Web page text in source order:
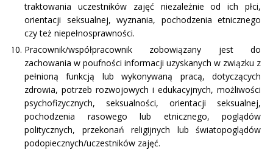
traktowania uczestników zajęć niezależnie od ich płci,
orientacji seksualnej, wyznania, pochodzenia etnicznego
czy też niepełnosprawności.
Pracownik/współpracownik zobowiązany jest do
zachowania w poufności informacji uzyskanych w związku z
pełnioną funkcją lub wykonywaną pracą, dotyczących
zdrowia, potrzeb rozwojowych i edukacyjnych, możliwości
psychofizycznych, seksualności, orientacji seksualnej,
pochodzenia rasowego lub etnicznego, poglądów
politycznych, przekonań religijnych lub światopoglądów
podopiecznych/uczestników zajęć.